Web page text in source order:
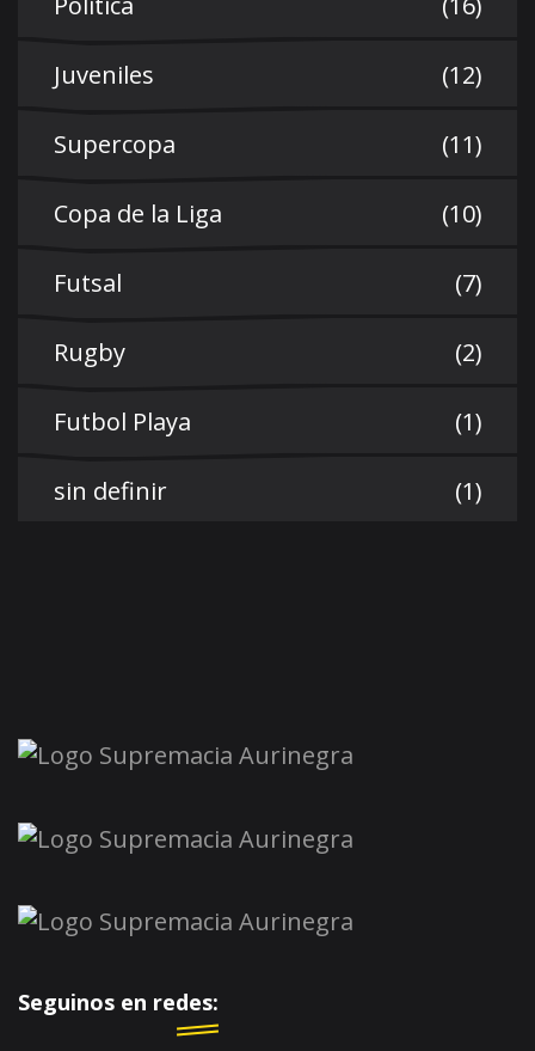
Juveniles (12)
Supercopa (11)
Copa de la Liga (10)
Futsal (7)
Rugby (2)
Futbol Playa (1)
sin definir (1)
Seguinos en redes: